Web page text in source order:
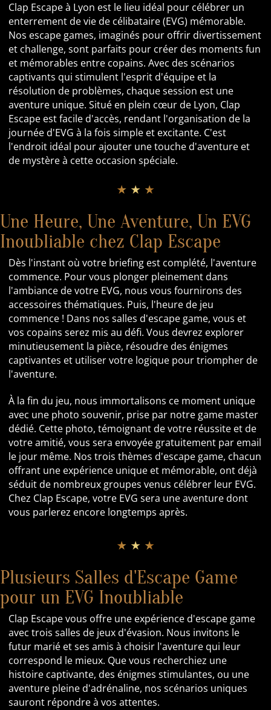
Clap Escape à Lyon est le lieu idéal pour célébrer un
enterrement de vie de célibataire (EVG) mémorable.
Nos escape games, imaginés pour offrir divertissement
et challenge, sont parfaits pour créer des moments fun
et mémorables entre copains. Avec des scénarios
captivants qui stimulent l'esprit d'équipe et la
résolution de problèmes, chaque session est une
aventure unique. Situé en plein cœur de Lyon, Clap
Escape est facile d'accès, rendant l'organisation de la
journée d'EVG à la fois simple et excitante. C'est
l'endroit idéal pour ajouter une touche d'aventure et
de mystère à cette occasion spéciale.
★ ★ ★
Une Heure, Une Aventure, Un EVG
Inoubliable chez Clap Escape
Dès l'instant où votre briefing est complété, l'aventure
commence. Pour vous plonger pleinement dans
l'ambiance de votre EVG, nous vous fournirons des
accessoires thématiques. Puis, l'heure de jeu
commence ! Dans nos salles d'escape game, vous et
vos copains serez mis au défi. Vous devrez explorer
minutieusement la pièce, résoudre des énigmes
captivantes et utiliser votre logique pour triompher de
l'aventure.
À la fin du jeu, nous immortalisons ce moment unique
avec une photo souvenir, prise par notre game master
dédié. Cette photo, témoignant de votre réussite et de
votre amitié, vous sera envoyée gratuitement par email
le jour même. Nos trois thèmes d'escape game, chacun
offrant une expérience unique et mémorable, ont déjà
séduit de nombreux groupes venus célébrer leur EVG.
Chez Clap Escape, votre EVG sera une aventure dont
vous parlerez encore longtemps après.
★ ★ ★
Plusieurs Salles d'Escape Game
pour un EVG Inoubliable
Clap Escape vous offre une expérience d'escape game
avec trois salles de jeux d'évasion. Nous invitons le
futur marié et ses amis à choisir l'aventure qui leur
correspond le mieux. Que vous recherchiez une
histoire captivante, des énigmes stimulantes, ou une
aventure pleine d'adrénaline, nos scénarios uniques
sauront répondre à vos attentes.